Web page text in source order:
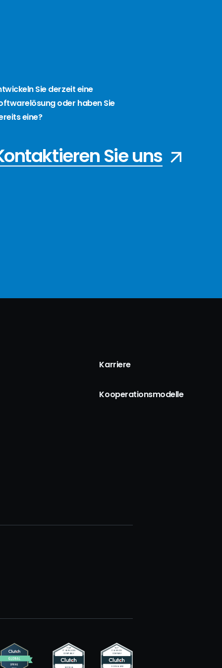
Sie derzeit eine
oder haben Sie
eine?
Sie uns
Karriere
Kooperationsmodelle